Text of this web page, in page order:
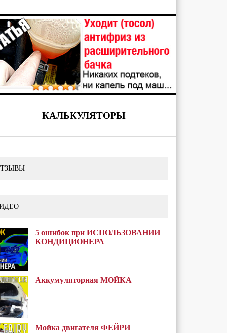
КАЛЬКУЛЯТОРЫ
5 ошибок при ИСПОЛЬЗОВАНИИ
КОНДИЦИОНЕРА
Аккумуляторная МОЙКА
Мойка двигателя ФЕЙРИ